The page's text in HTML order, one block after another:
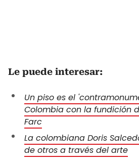
Le puede interesar:
Un piso es el
Colombia con la fundición
Farc
La colombiana Doris
de otros a través del arte